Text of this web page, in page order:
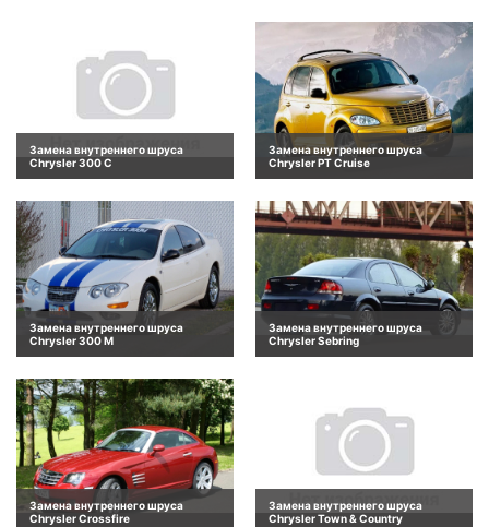
Замена внутреннего шруса
Chrysler 300 C
Замена внутреннего шруса
Chrysler PT Cruise
Замена внутреннего шруса
Chrysler 300 M
Замена внутреннего шруса
Chrysler Sebring
Замена внутреннего шруса
Chrysler Crossfire
Замена внутреннего шруса
Chrysler Town & Country